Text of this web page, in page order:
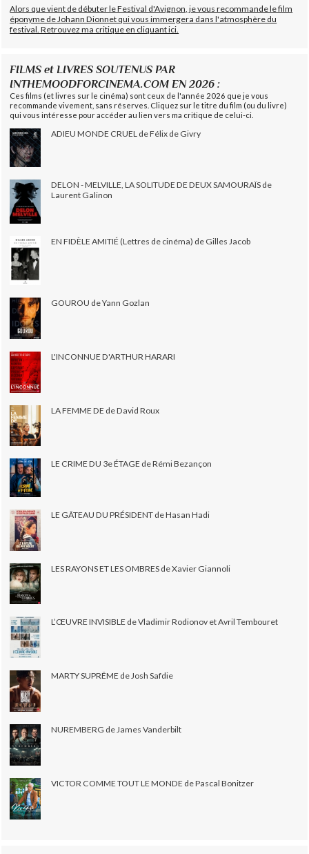
Alors que vient de débuter le Festival d'Avignon, je vous recommande le film
éponyme de Johann Dionnet qui vous immergera dans l'atmosphère du
festival. Retrouvez ma critique en cliquant ici.
FILMS et LIVRES SOUTENUS PAR
INTHEMOODFORCINEMA.COM EN 2026 :
Ces films (et livres sur le cinéma) sont ceux de l'année 2026 que je vous
recommande vivement, sans réserves. Cliquez sur le titre du film (ou du livre)
qui vous intéresse pour accéder au lien vers ma critique de celui-ci.
ADIEU MONDE CRUEL de Félix de Givry
DELON - MELVILLE, LA SOLITUDE DE DEUX SAMOURAÏS de
Laurent Galinon
EN FIDÈLE AMITIÉ (Lettres de cinéma) de Gilles Jacob
GOUROU de Yann Gozlan
L'INCONNUE D'ARTHUR HARARI
LA FEMME DE de David Roux
LE CRIME DU 3e ÉTAGE de Rémi Bezançon
LE GÂTEAU DU PRÉSIDENT de Hasan Hadi
LES RAYONS ET LES OMBRES de Xavier Giannoli
L’ŒUVRE INVISIBLE de Vladimir Rodionov et Avril Tembouret
MARTY SUPRÊME de Josh Safdie
NUREMBERG de James Vanderbilt
VICTOR COMME TOUT LE MONDE de Pascal Bonitzer